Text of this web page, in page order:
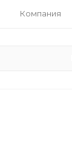
Компания